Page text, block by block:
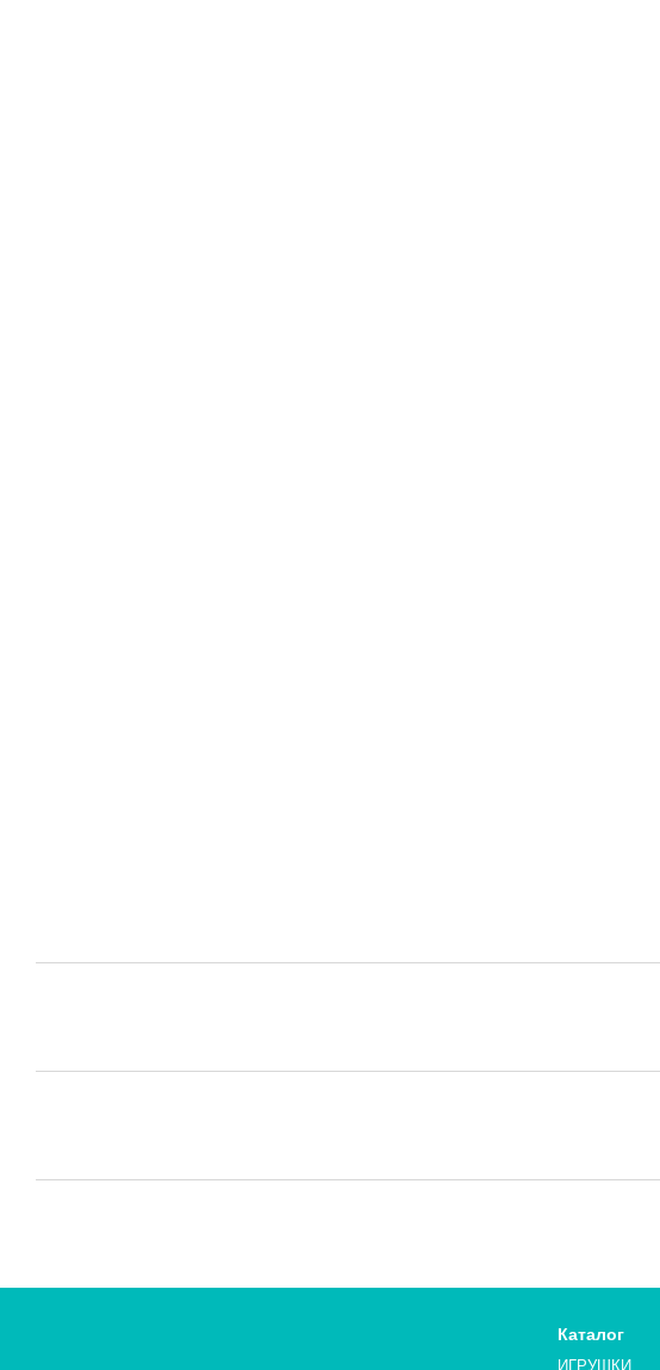
Каталог
ИГРУШКИ